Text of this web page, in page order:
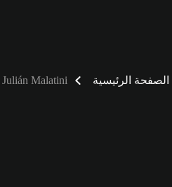
الصفحة الرئيسية Julián Malatini